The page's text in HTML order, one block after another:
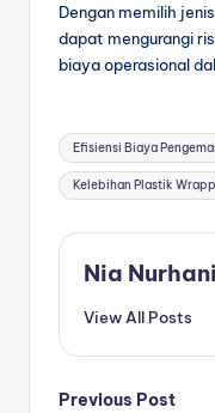
Dengan memilih
dapat mengurangi
biaya operasional
Efisiensi Biaya
Kelebihan Plastik
Nia
View All Posts
Previous Post